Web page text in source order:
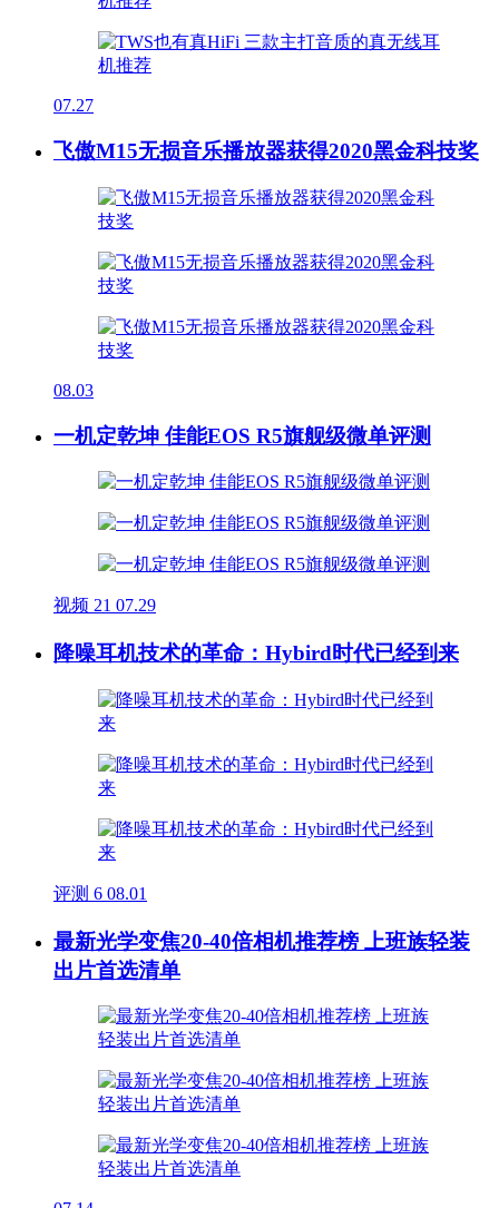
07.27
飞傲M15无损音乐播放器获得2020黑金科技奖
08.03
一机定乾坤 佳能EOS R5旗舰级微单评测
视频 21 07.29
降噪耳机技术的革命：Hybird时代已经到来
评测 6 08.01
最新光学变焦20-40倍相机推荐榜 上班族轻装
出片首选清单